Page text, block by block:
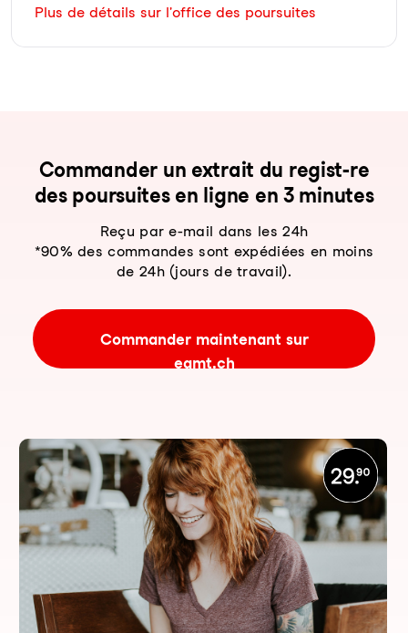
Plus de détails sur l'office des poursuites
Com­man­der un ex­trait du re­gist-re
des pour­sui­tes en li­gne en 3 mi­nu­tes
Reçu par e-mail dans les 24h
*90% des commandes sont expédiées en moins
de 24h (jours de travail).
Commander maintenant sur
eamt.ch